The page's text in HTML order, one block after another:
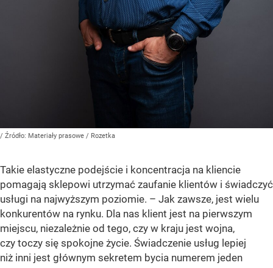
/ Źródło: Materiały prasowe / Rozetka
Takie elastyczne podejście i koncentracja na kliencie
pomagają sklepowi utrzymać zaufanie klientów i świadczyć
usługi na najwyższym poziomie. – Jak zawsze, jest wielu
konkurentów na rynku. Dla nas klient jest na pierwszym
miejscu, niezależnie od tego, czy w kraju jest wojna,
czy toczy się spokojne życie. Świadczenie usług lepiej
niż inni jest głównym sekretem bycia numerem jeden